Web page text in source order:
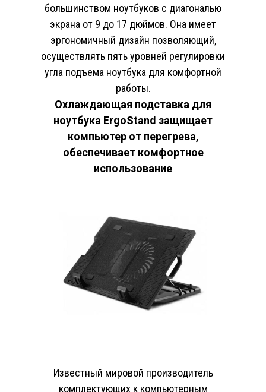
большинством ноутбуков с диагональю
экрана от 9 до 17 дюймов. Она имеет
эргономичный дизайн позволяющий,
осуществлять пять уровней регулировки
угла подъема ноутбука для комфортной
работы.
Охлаждающая подставка для
ноутбука ErgоStand защищает
компьютер от перегрева,
обеспечивает комфортное
использование
Известный мировой производитель
комплектующих к компьютерным